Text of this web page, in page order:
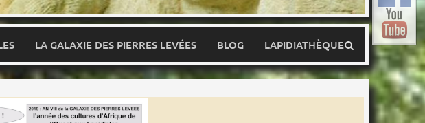
LA GALAXIE DES PIERRES LEVÉES BLOG LAPIDIATHÈQUE